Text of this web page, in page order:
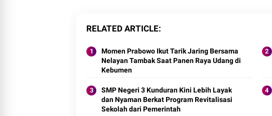
RELATED ARTICLE
Momen Prabowo Ikut Tarik Jaring Bersama
Nelayan Tambak Saat Panen Raya Udang di
Kebumen
SMP Negeri 3 Kunduran Kini Lebih Layak
dan Nyaman Berkat Program Revitalisasi
Sekolah dari Pemerintah